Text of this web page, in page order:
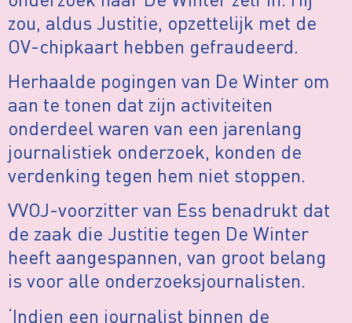
zou, aldus Justitie, opzettelijk met de
OV-chipkaart hebben gefraudeerd.
Herhaalde pogingen van De Winter om
aan te tonen dat zijn activiteiten
onderdeel waren van een jarenlang
journalistiek onderzoek, konden de
verdenking tegen hem niet stoppen.
VVOJ-voorzitter van Ess benadrukt dat
de zaak die Justitie tegen De Winter
heeft aangespannen, van groot belang
is voor alle onderzoeksjournalisten.
‘Indien een journalist binnen de